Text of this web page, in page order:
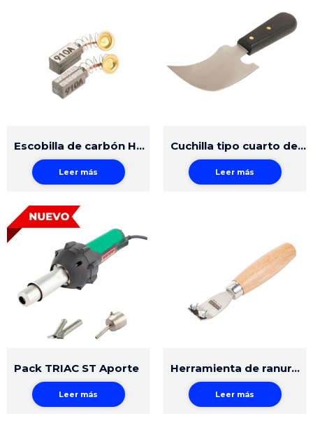
Escobilla de carbón HT1600 en pares
Leer más
Cuchilla tipo cuarto de luna
Leer más
Pack TRIAC ST Aporte
Leer más
Herramienta de ranurado manual pisos vinílicos
Leer más